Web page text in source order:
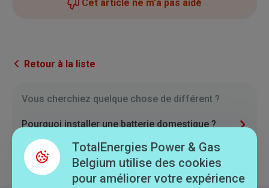
Cet article ne m'a pas aidé
Retour à la liste
Vous cherchiez quelque chose de différent ?
Pourquoi installer une batterie domestique ?
TotalEnergies Power & Gas
Belgium utilise des cookies
pour améliorer votre expérience